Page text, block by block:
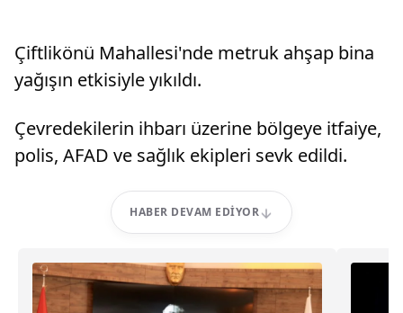
Çiftlikönü Mahallesi'nde metruk ahşap bina
yağışın etkisiyle yıkıldı.
Çevredekilerin ihbarı üzerine bölgeye itfaiye,
polis, AFAD ve sağlık ekipleri sevk edildi.
HABER DEVAM EDIYOR